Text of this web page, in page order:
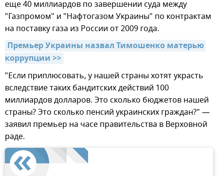
еще 40 миллиардов по завершении суда между
"Газпромом" и "Нафтогазом Украины" по контрактам
на поставку газа из России от 2009 года.
Премьер Украины назвал Тимошенко матерью
коррупции >>
"Если приплюсовать, у нашей страны хотят украсть
вследствие таких бандитских действий 100
миллиардов долларов. Это сколько бюджетов нашей
страны? Это сколько пенсий украинских граждан?" —
заявил премьер на часе правительства в Верховной
раде.